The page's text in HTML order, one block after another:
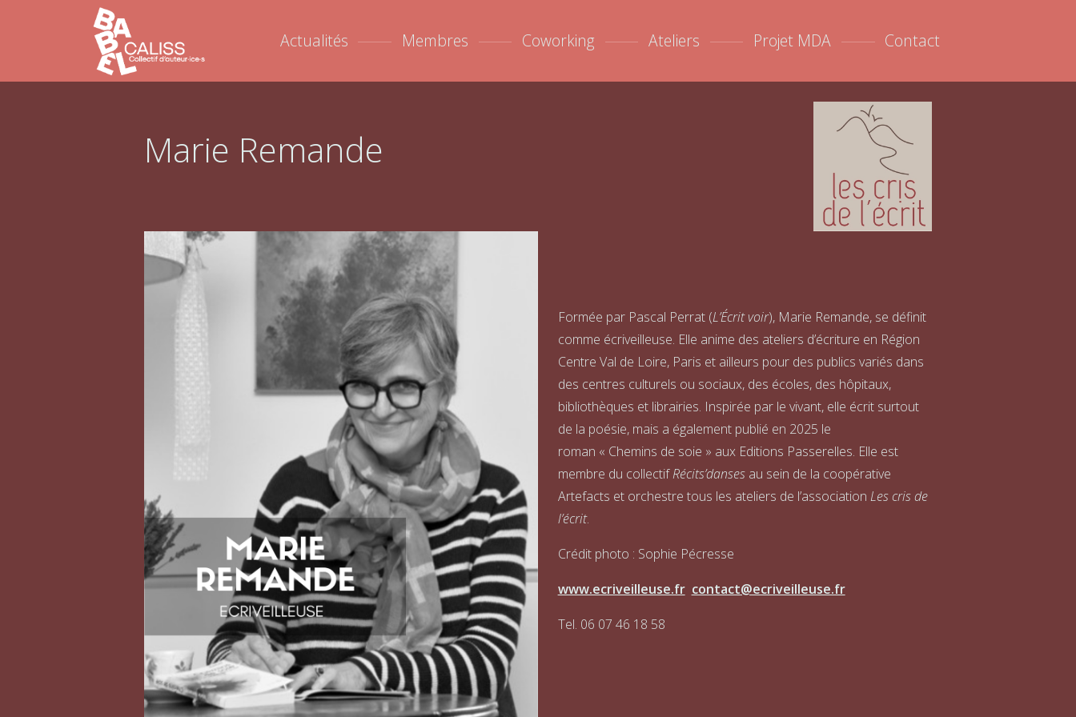
Actualités Membres Coworking Ateliers Projet MDA Contact
Marie Remande
Formée par Pascal Perrat (L’Écrit voir), Marie Remande, se définit
comme écriveilleuse. Elle anime des ateliers d’écriture en Région
Centre Val de Loire, Paris et ailleurs pour des publics variés dans
des centres culturels ou sociaux, des écoles, des hôpitaux,
bibliothèques et librairies. Inspirée par le vivant, elle écrit surtout
de la poésie, mais a également publié en 2025 le
roman « Chemins de soie » aux Editions Passerelles. Elle est
membre du collectifRécits’dansesau sein de la coopérative
Artefacts et orchestre tous les ateliers de l’association Les cris de
l’écrit.
Crédit photo : Sophie Pécresse
www.ecriveilleuse.fr contact@ecriveilleuse.fr
Tel. 06 07 46 18 58